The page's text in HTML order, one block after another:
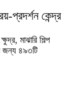
প্রদর্শন কেন্দ্র
মাঝারি শিল্প
জন্য ৪৯৩টি